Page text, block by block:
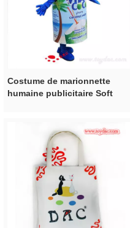
Costume de marionnette
humaine publicitaire Soft